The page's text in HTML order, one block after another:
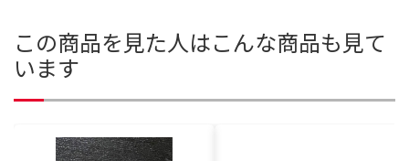
この商品を見た人はこんな商品も見て
います